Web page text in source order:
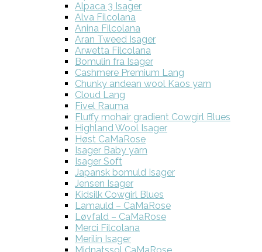
Alpaca 3 Isager
Alva Filcolana
Anina Filcolana
Aran Tweed Isager
Arwetta Filcolana
Bomulin fra Isager
Cashmere Premium Lang
Chunky andean wool Kaos yarn
Cloud Lang
Fivel Rauma
Fluffy mohair gradient Cowgirl Blues
Highland Wool Isager
Høst CaMaRose
Isager Baby yarn
Isager Soft
Japansk bomuld Isager
Jensen Isager
Kidsilk Cowgirl Blues
Lamauld – CaMaRose
Løvfald – CaMaRose
Merci Filcolana
Merilin Isager